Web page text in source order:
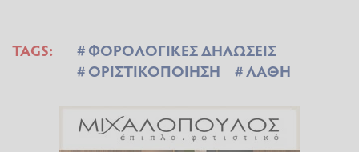
TAGS:
ΦΟΡΟΛΟΓΙΚΕΣ ΔΗΛΩΣΕΙΣ
ΟΡΙΣΤΙΚΟΠΟΙΗΣΗ
ΛΑΘΗ